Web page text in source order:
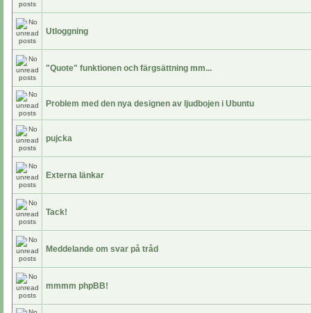
Utloggning
"Quote" funktionen och färgsättning mm...
Problem med den nya designen av ljudbojen i Ubuntu
pujcka
Externa länkar
Tack!
Meddelande om svar på tråd
mmmm phpBB!